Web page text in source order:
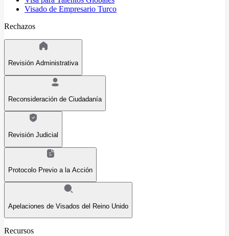
Visado de Empresario Turco
Rechazos
Revisión Administrativa
Reconsideración de Ciudadanía
Revisión Judicial
Protocolo Previo a la Acción
Apelaciones de Visados del Reino Unido
Recursos